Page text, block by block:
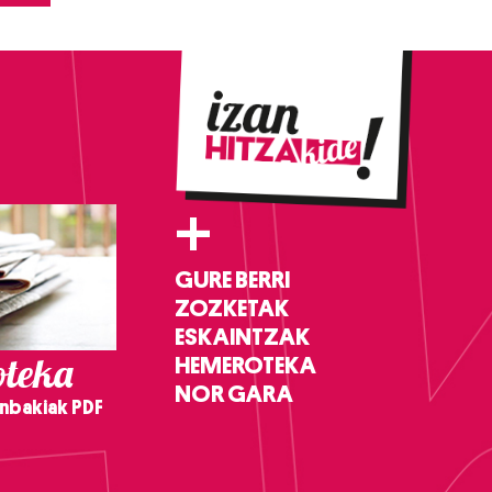
PDF
+
GURE BERRI
ZOZKETAK
ESKAINTZAK
HEMEROTEKA
NOR GARA